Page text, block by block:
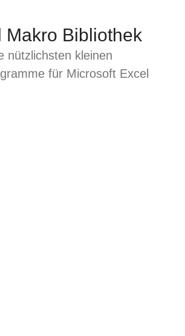
Makro Bibliothek
nützlichsten kleinen
für Microsoft Excel